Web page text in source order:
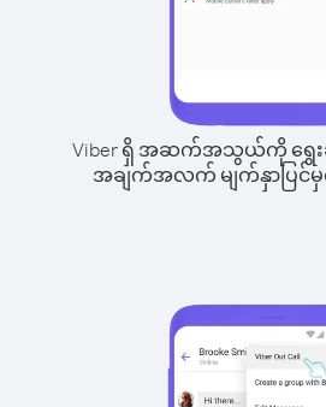
Viber ရှိ အဆက်အသွယ်ကို ရွေး
အချက်အလက် မျက်နှာပြင်မှန